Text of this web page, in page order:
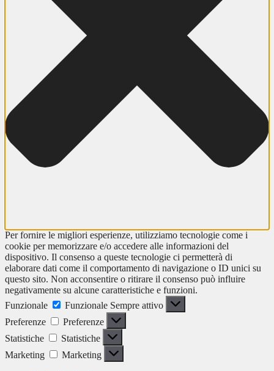
Per fornire le migliori esperienze, utilizziamo tecnologie come i
cookie per memorizzare e/o accedere alle informazioni del
dispositivo. Il consenso a queste tecnologie ci permetterà di
elaborare dati come il comportamento di navigazione o ID unici su
questo sito. Non acconsentire o ritirare il consenso può influire
negativamente su alcune caratteristiche e funzioni.
Funzionale
Funzionale Sempre attivo
Preferenze
Preferenze
Statistiche
Statistiche
Marketing
Marketing